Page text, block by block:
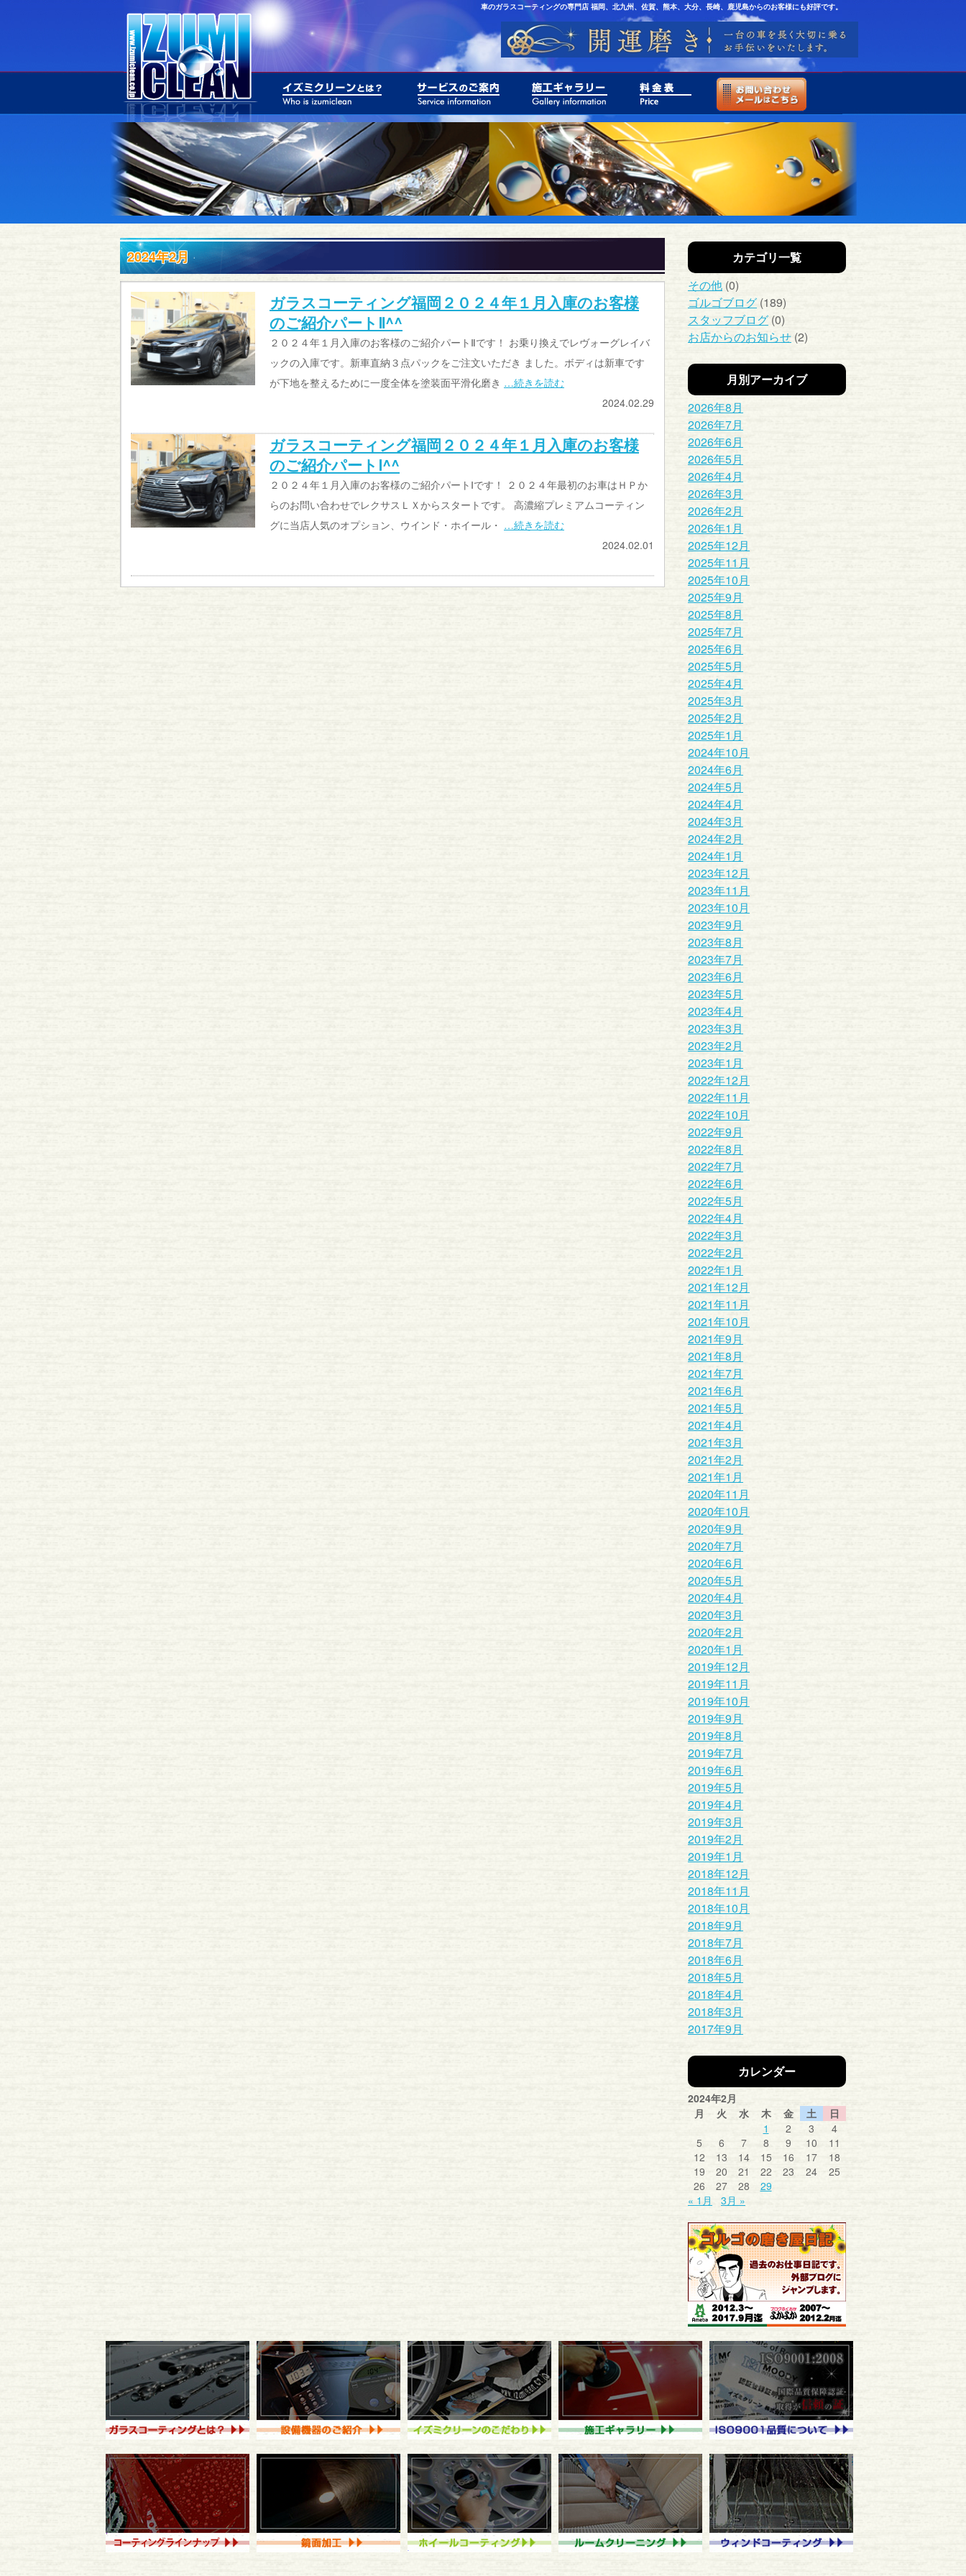
車のガラスコーティングの専門店 福岡、北九州、佐賀、熊本、大分、長崎、鹿児島からのお客様にも好評です。
2024年2月
ガラスコーティング福岡２０２４年１月入庫のお客様
のご紹介パートⅡ^^
２０２４年１月入庫のお客様のご紹介パートⅡです！ お乗り換えでレヴォーグレイバ
ックの入庫です。新車直納３点パックをご注文いただき ました。ボディは新車です
が下地を整えるために一度全体を塗装面平滑化磨き …続きを読む
2024.02.29
ガラスコーティング福岡２０２４年１月入庫のお客様
のご紹介パートⅠ^^
２０２４年１月入庫のお客様のご紹介パートⅠです！ ２０２４年最初のお車はＨＰか
らのお問い合わせでレクサスＬＸからスタートです。 高濃縮プレミアムコーティン
グに当店人気のオプション、ウインド・ホイール・ …続きを読む
2024.02.01
カテゴリ一覧
その他 (0)
ゴルゴブログ (189)
スタッフブログ (0)
お店からのお知らせ (2)
月別アーカイブ
2026年8月
2026年7月
2026年6月
2026年5月
2026年4月
2026年3月
2026年2月
2026年1月
2025年12月
2025年11月
2025年10月
2025年9月
2025年8月
2025年7月
2025年6月
2025年5月
2025年4月
2025年3月
2025年2月
2025年1月
2024年10月
2024年6月
2024年5月
2024年4月
2024年3月
2024年2月
2024年1月
2023年12月
2023年11月
2023年10月
2023年9月
2023年8月
2023年7月
2023年6月
2023年5月
2023年4月
2023年3月
2023年2月
2023年1月
2022年12月
2022年11月
2022年10月
2022年9月
2022年8月
2022年7月
2022年6月
2022年5月
2022年4月
2022年3月
2022年2月
2022年1月
2021年12月
2021年11月
2021年10月
2021年9月
2021年8月
2021年7月
2021年6月
2021年5月
2021年4月
2021年3月
2021年2月
2021年1月
2020年11月
2020年10月
2020年9月
2020年7月
2020年6月
2020年5月
2020年4月
2020年3月
2020年2月
2020年1月
2019年12月
2019年11月
2019年10月
2019年9月
2019年8月
2019年7月
2019年6月
2019年5月
2019年4月
2019年3月
2019年2月
2019年1月
2018年12月
2018年11月
2018年10月
2018年9月
2018年7月
2018年6月
2018年5月
2018年4月
2018年3月
2017年9月
カレンダー
2024年2月
月
火 水 木 金 土
日
1
2 3
4
5
6 7 8 9 10
11
12
13 14 15 16 17
18
19
20 21 22 23 24
25
26
27 28
29
« 1月
3月 »